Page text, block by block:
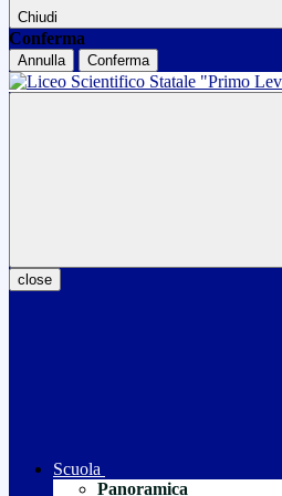
Chiudi
Conferma
Annulla Conferma
close
Scuola
Panoramica